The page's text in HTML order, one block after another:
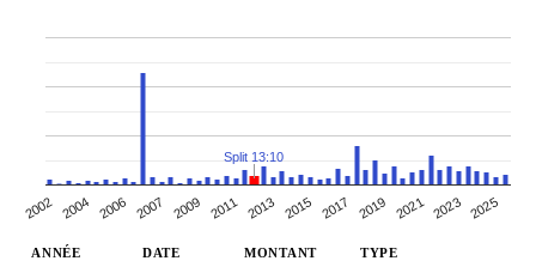
2002 2004 2006 2007 2009 2011 2013 2015 2017 2019 2021 2023 2025
Split 13:10
ANNÉE DATE MONTANT TYPE